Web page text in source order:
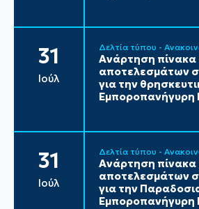
31
Ιούλ
Δελτία τύπου -
Ανάρτηση πίνακα
αποτελεσμάτων
για την
Εμποροπανήγυρη
31
Ιούλ
Δελτία τύπου -
Ανάρτηση
αποτελεσμάτων
για την
Εμποροπανήγυρη